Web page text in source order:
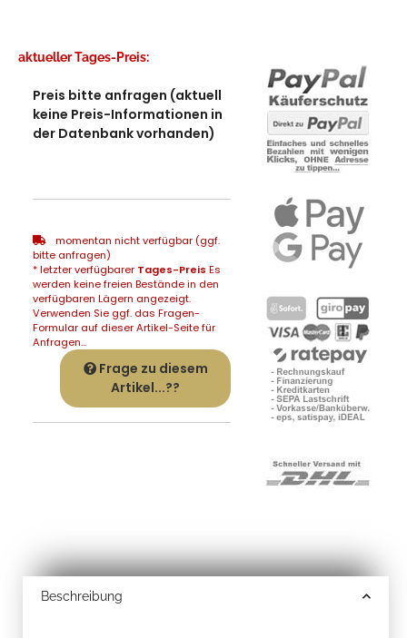
aktueller Tages-Preis:
Preis bitte anfragen (aktuell
keine Preis-Informationen in
der Datenbank vorhanden)
momentan nicht verfügbar (ggf.
bitte anfragen)
* letzter verfügbarer Tages-Preis Es
werden keine freien Bestände in den
verfügbaren Lägern angezeigt.
Verwenden Sie ggf. das Fragen-
Formular auf dieser Artikel-Seite für
Anfragen...
Frage zu diesem
Artikel...??
Beschreibung